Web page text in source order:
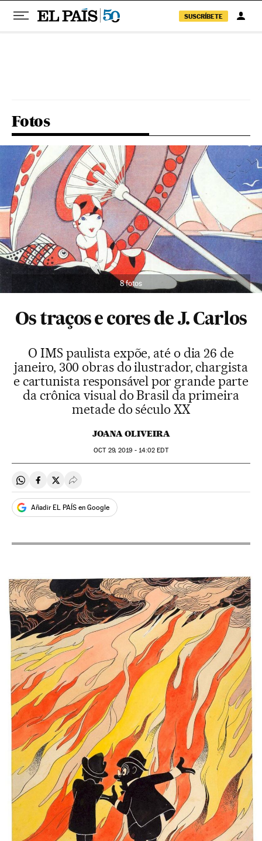
SUSCRÍBETE
Fotos
8 fotos
Os traços e cores de J. Carlos
O IMS paulista expõe, até o dia 26 de
janeiro, 300 obras do ilustrador, chargista
e cartunista responsável por grande parte
da crônica visual do Brasil da primeira
metade do século XX
JOANA OLIVEIRA
OCT29, 2019 - 14:02 EDT
Compartir en Whatsapp
Compartir en Facebook
Compartir en Twitter
Desplegar Redes Sociales
Añadir EL PAÍS en Google